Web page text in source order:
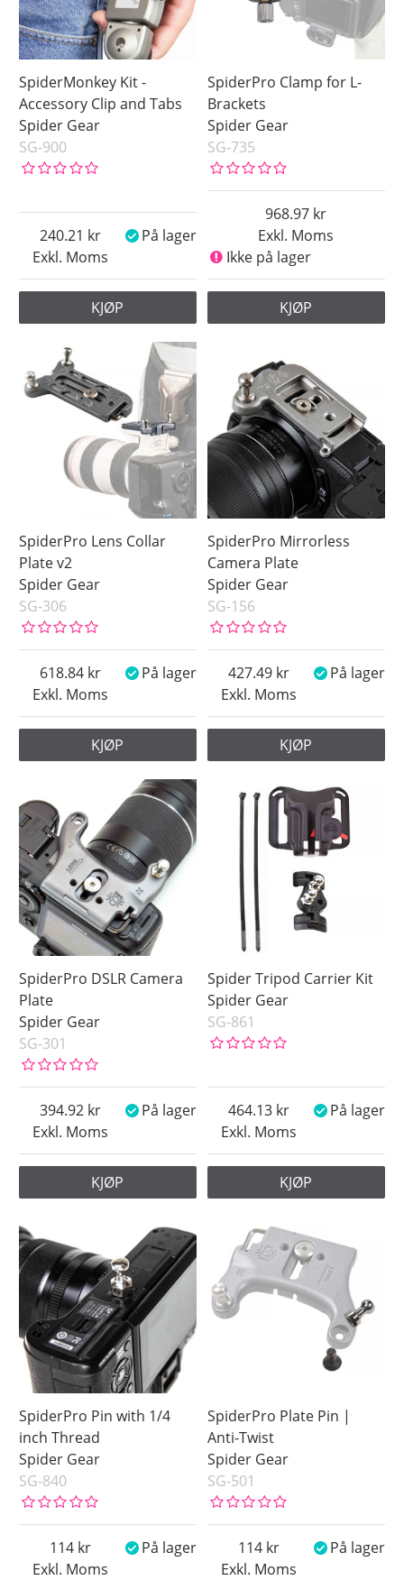
SpiderMonkey Kit -
Accessory Clip and Tabs
Spider Gear
SG-900
Exkl. Moms
240.21 På lager
KJØP
SpiderPro Clamp for L-
Brackets
Spider Gear
SG-735
Exkl. Moms
968.97
Ikke på lager
KJØP
SpiderPro Lens Collar
Plate v2
Spider Gear
SG-306
Exkl. Moms
618.84 På lager
KJØP
SpiderPro Mirrorless
Camera Plate
Spider Gear
SG-156
Exkl. Moms
427.49 På lager
KJØP
SpiderPro DSLR Camera
Plate
Spider Gear
SG-301
Exkl. Moms
394.92 På lager
KJØP
Spider Tripod Carrier Kit
Spider Gear
SG-861
Exkl. Moms
464.13 På lager
KJØP
SpiderPro Pin with 1/4
inch Thread
Spider Gear
SG-840
Exkl. Moms
114 På lager
SpiderPro Plate Pin |
Anti-Twist
Spider Gear
SG-501
Exkl. Moms
114 På lager